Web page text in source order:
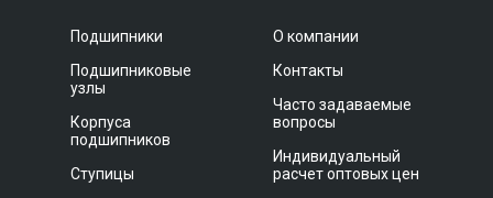
Подшипники
Подшипниковые
узлы
Корпуса
подшипников
Ступицы
О компании
Контакты
Часто задаваемые
вопросы
Индивидуальный
расчет оптовых цен